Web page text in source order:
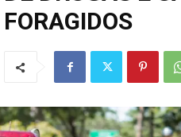
FORAGIDOS